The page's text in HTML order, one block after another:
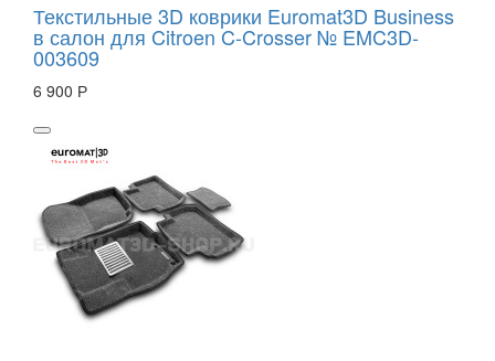
Текстильные 3D коврики Euromat3D Business
в салон для Citroen C-Crosser № EMC3D-
003609
6 900 Р